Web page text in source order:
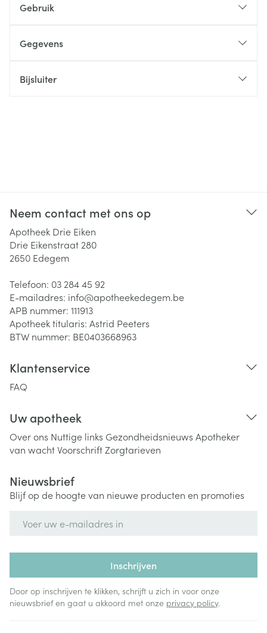
Gebruik
Gegevens
Bijsluiter
Neem contact met ons op
Apotheek Drie Eiken
Drie Eikenstraat 280
2650 Edegem
Telefoon: 03 284 45 92
E-mailadres: info@apotheekedegem.be
APB nummer: 111913
Apotheek titularis: Astrid Peeters
BTW nummer: BE0403668963
Klantenservice
FAQ
Uw apotheek
Over ons Nuttige links Gezondheidsnieuws Apotheker
van wachtVoorschriftZorgtarieven
Nieuwsbrief
Blijf op de hoogte van nieuwe producten en promoties
Inschrijven
Door op inschrijven te klikken, schrijft u zich in voor onze
nieuwsbrief en gaat u akkoord met onze privacy policy.